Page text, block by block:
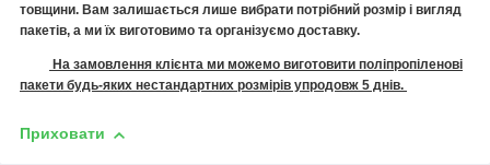
товщини. Вам залишається лише вибрати потрібний розмір і вигляд
пакетів, а ми їх виготовимо та організуємо доставку.
На замовлення клієнта ми можемо виготовити поліпропіленові
пакети будь-яких нестандартних розмірів упродовж 5 днів.
Приховати